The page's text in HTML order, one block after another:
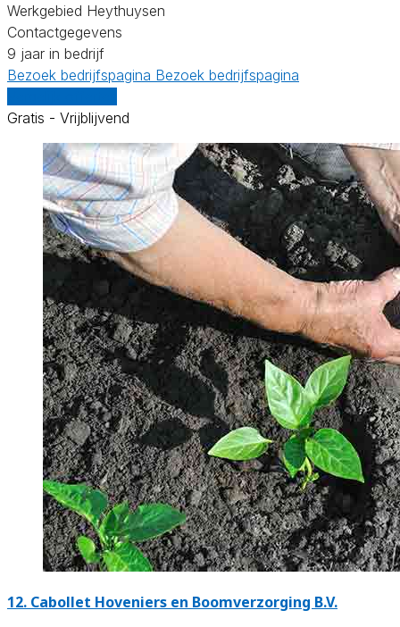
Werkgebied Heythuysen
Contactgegevens
9 jaar in bedrijf
Bezoek bedrijfspagina Bezoek bedrijfspagina
Gratis - Vrijblijvend
12. Cabollet Hoveniers en Boomverzorging B.V.